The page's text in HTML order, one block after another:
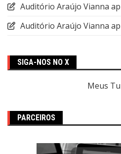
Auditório Araújo Vianna
Auditório Araújo Vianna
SIGA-NOS NO X
Meus
PARCEIROS